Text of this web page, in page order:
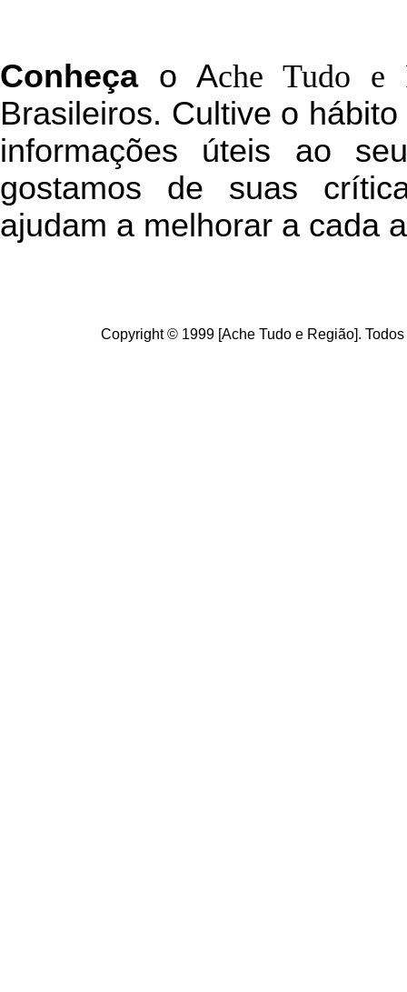
Conheçao Ache Tudo e
Brasileiros. Cultive o
informações úteis ao
gostamos de suas
ajudam a melhorar a cada
Copyright © 1999 [Ache Tudo e Região].